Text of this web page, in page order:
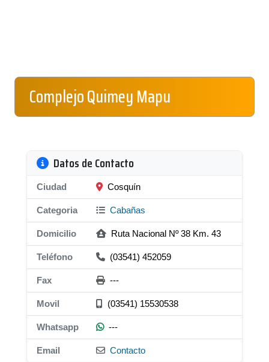
Complejo Quimey Mapu
Datos de Contacto
Ciudad Cosquín
Categoria Cabañas
Domicilio Ruta Nacional Nº 38 Km. 43
Teléfono (03541) 452059
Fax ---
Movil (03541) 15530538
Whatsapp ---
Email Contacto